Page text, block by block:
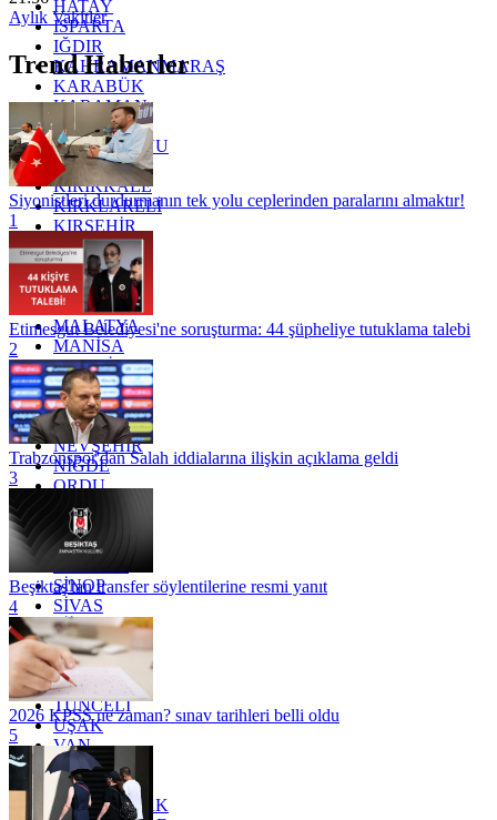
HATAY
ISPARTA
IĞDIR
KAHRAMANMARAŞ
KARABÜK
KARAMAN
KARS
KASTAMONU
KAYSERİ
KIRIKKALE
KIRKLARELİ
KIRŞEHİR
KOCAELİ
KONYA
KÜTAHYA
KİLİS
MALATYA
MANİSA
MARDİN
MERSİN
MUĞLA
MUŞ
NEVŞEHİR
NİĞDE
ORDU
OSMANİYE
RİZE
SAKARYA
SİNOP
SİVAS
SİİRT
TEKİRDAĞ
TOKAT
TRABZON
TUNCELİ
UŞAK
VAN
YALOVA
YOZGAT
ZONGULDAK
Aylık Vakitler
Trend Haberler
Siyonistleri durdurmanın tek yolu ceplerinden paralarını almaktır!
1
Etimesgut Belediyesi'ne soruşturma: 44 şüpheliye tutuklama talebi
2
Trabzonspor'dan Salah iddialarına ilişkin açıklama geldi
3
Beşiktaş'tan transfer söylentilerine resmi yanıt
4
2026 KPSS ne zaman? sınav tarihleri belli oldu
5